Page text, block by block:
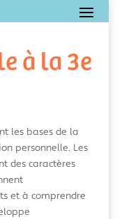
à la 3e
les bases de la
personnelle. Les
des caractères
et à comprendre